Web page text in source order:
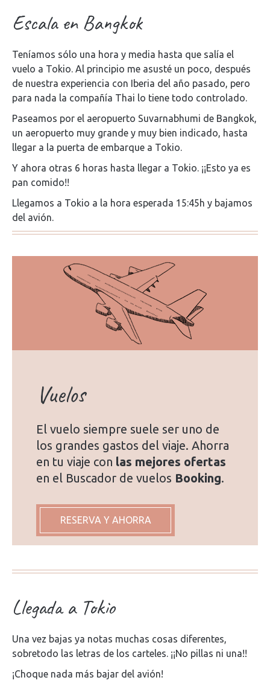
Escala en Bangkok
Teníamos sólo una hora y media hasta que salía el
vuelo a Tokio. Al principio me asusté un poco, después
de nuestra experiencia con Iberia del año pasado, pero
para nada la compañía Thai lo tiene todo controlado.
Paseamos por el aeropuerto Suvarnabhumi de Bangkok,
un aeropuerto muy grande y muy bien indicado, hasta
llegar a la puerta de embarque a Tokio.
Y ahora otras 6 horas hasta llegar a Tokio. ¡¡Esto ya es
pan comido!!
Llegamos a Tokio a la hora esperada 15:45h y bajamos
del avión.
Vuelos
El vuelo siempre suele ser uno de
los grandes gastos del viaje. Ahorra
en tu viaje con las mejores ofertas
en el Buscador de vuelos Booking.
RESERVA Y AHORRA
Llegada a Tokio
Una vez bajas ya notas muchas cosas diferentes,
sobretodo las letras de los carteles. ¡¡No pillas ni una!!
¡Choque nada más bajar del avión!